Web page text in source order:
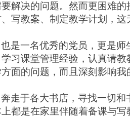
解决的问题。然而更困难
写教案、制定教学计划，这
是一名优秀的党员，更是
习课堂管理经验，认真请
面的问题，而且深刻影响我
走于各大书店，寻找一切和
都是在家里伴随着备课与